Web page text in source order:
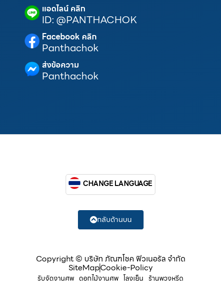
แอดไลน์ คลิก
ID: @PANTHACHOK
Facebook คลิก
Panthachok
ส่งข้อความ
Panthachok
Copyright © บริษัท ภัณฑโชค ฟิวเนอรัล จำกัด
SiteMapCookie-Policy
รับจัดงานศพ ดอกไม้งานศพ โลงเย็น ร้านพวงหรีด
CHANGE LANGUAGE
กลับด้านบน